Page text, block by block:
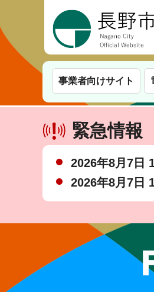
事業者向けサイト
緊急情報
2026年8月7日
2026年8月7日